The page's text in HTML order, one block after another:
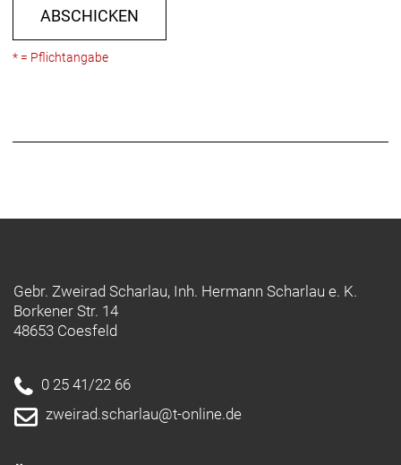
ABSCHICKEN
* = Pflichtangabe
Gebr. Zweirad Scharlau, Inh. Hermann Scharlau e. K.
Borkener Str. 14
48653 Coesfeld
0 25 41/22 66
zweirad.scharlau@t-online.de